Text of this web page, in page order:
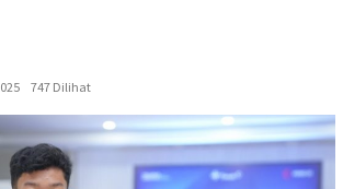
747 Dilihat